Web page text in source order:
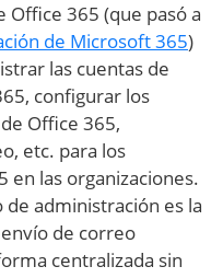
Office 365 (que pasó a
de Microsoft 365)
las cuentas de
configurar los
Office 365,
etc. para los
las organizaciones.
administración es la
de correo
centralizada sin